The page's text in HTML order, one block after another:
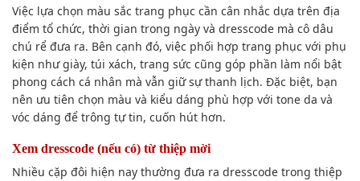
Việc lựa chọn màu sắc trang phục cần cân nhắc dựa trên địa
điểm tổ chức, thời gian trong ngày và dresscode mà cô dâu
chú rể đưa ra. Bên cạnh đó, việc phối hợp trang phục với phụ
kiện như giày, túi xách, trang sức cũng góp phần làm nổi bật
phong cách cá nhân mà vẫn giữ sự thanh lịch. Đặc biệt, bạn
nên ưu tiên chọn màu và kiểu dáng phù hợp với tone da và
vóc dáng để trông tự tin, cuốn hút hơn.
Xem dresscode (nếu có) từ thiệp mời
Nhiều cặp đôi hiện nay thường đưa ra dresscode trong thiệp